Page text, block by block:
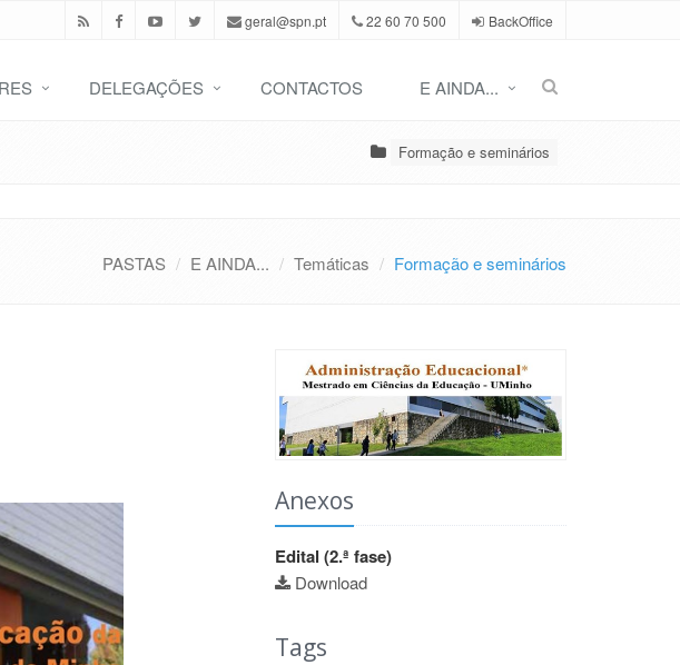
geral@spn.pt 22 60 70 500 BackOffice
DELEGAÇÕES CONTACTOS E AINDA...
Formação e seminários
PASTAS E AINDA... Temáticas Formação e seminários
Anexos
Edital (2.ª fase)
Download
Tags